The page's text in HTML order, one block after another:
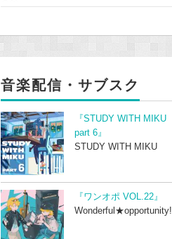
音楽配信・サブスク
『STUDY WITH MIKU
part 6』
STUDY WITH MIKU
『ワンオポ VOL.22』
Wonderful★opportunity!